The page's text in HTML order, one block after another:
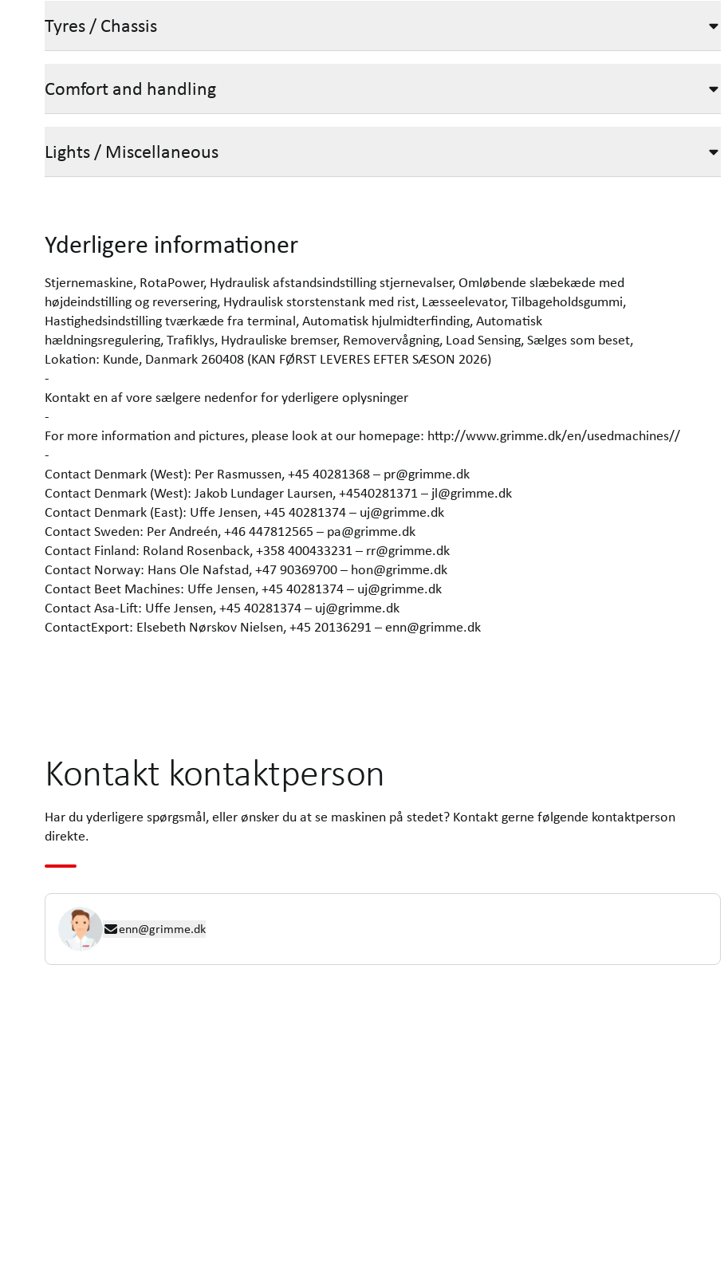
Tyres / Chassis
Comfort and handling
Lights / Miscellaneous
Yderligere informationer
Stjernemaskine, RotaPower, Hydraulisk afstandsindstilling stjernevalser, Omløbende slæbekæde med
højdeindstilling og reversering, Hydraulisk storstenstank med rist, Læsseelevator, Tilbageholdsgummi,
Hastighedsindstilling tværkæde fra terminal, Automatisk hjulmidterfinding, Automatisk
hældningsregulering, Trafiklys, Hydrauliske bremser, Removervågning, Load Sensing, Sælges som beset,
Lokation: Kunde, Danmark 260408 (KAN FØRST LEVERES EFTER SÆSON 2026)
-
Kontakt en af vore sælgere nedenfor for yderligere oplysninger
-
For more information and pictures, please look at our homepage: http://www.grimme.dk/en/usedmachines//
-
Contact Denmark (West): Per Rasmussen, +45 40281368 – pr@grimme.dk
Contact Denmark (West): Jakob Lundager Laursen, +4540281371 – jl@grimme.dk
Contact Denmark (East): Uffe Jensen, +45 40281374 – uj@grimme.dk
Contact Sweden: Per Andreén, +46 447812565 – pa@grimme.dk
Contact Finland: Roland Rosenback, +358 400433231 – rr@grimme.dk
Contact Norway: Hans Ole Nafstad, +47 90369700 – hon@grimme.dk
Contact Beet Machines: Uffe Jensen, +45 40281374 – uj@grimme.dk
Contact Asa-Lift: Uffe Jensen, +45 40281374 – uj@grimme.dk
ContactExport: Elsebeth Nørskov Nielsen, +45 20136291 – enn@grimme.dk
Kontakt kontaktperson
Har du yderligere spørgsmål, eller ønsker du at se maskinen på stedet? Kontakt gerne følgende kontaktperson
direkte.
enn@grimme.dk